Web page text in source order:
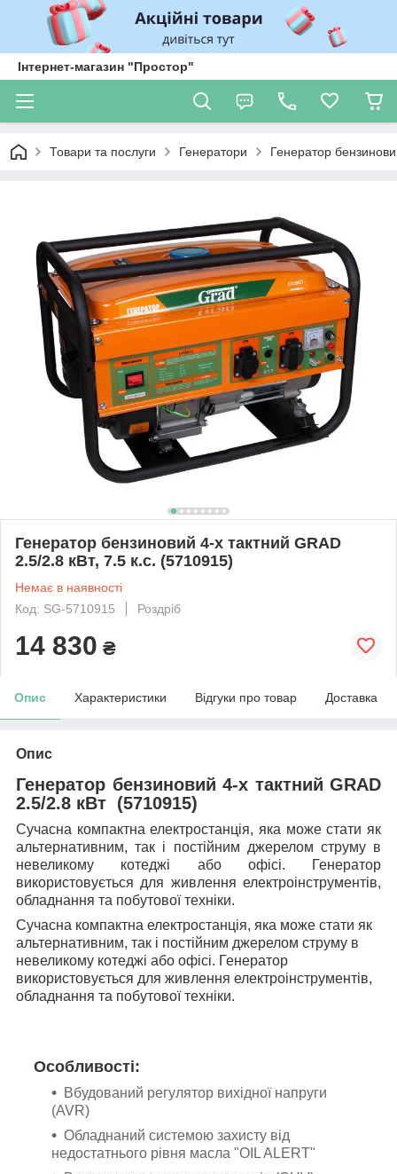
Інтернет-магазин "Простор"
Товари та послуги Генератори Генератор
Генератор бензиновий 4-х тактний GRAD
2.5/2.8 кВт, 7.5 к.с. (5710915)
Немає в наявності
Код: SG-5710915
Роздріб
14 830 ₴
Опис Характеристики Відгуки про товар Доставка
Опис
Генератор бензиновий 4-х тактний GRAD
2.5/2.8 кВт (5710915)
Сучасна компактна електростанція, яка може стати як
альтернативним, так і постійним джерелом струму в
невеликому котеджі або офісі. Генератор
використовується для живлення електроінструментів,
обладнання та побутової техніки.
Сучасна компактна електростанція, яка може стати як
альтернативним, так і постійним джерелом струму в
невеликому котеджі або офісі. Генератор
використовується для живлення електроінструментів,
обладнання та побутової техніки.
Особливості:
Вбудований регулятор вихідної напруги
(AVR)
Обладнаний системою захисту від
недостатнього рівня масла "OIL ALERT"